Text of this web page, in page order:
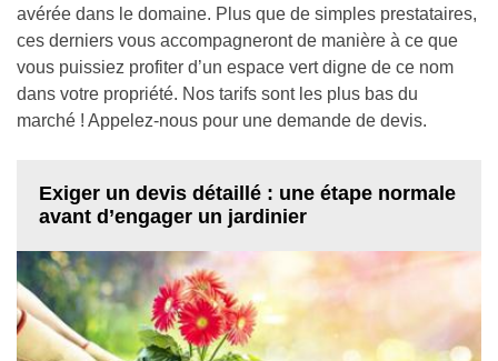
avérée dans le domaine. Plus que de simples prestataires,
ces derniers vous accompagneront de manière à ce que
vous puissiez profiter d’un espace vert digne de ce nom
dans votre propriété. Nos tarifs sont les plus bas du
marché ! Appelez-nous pour une demande de devis.
Exiger un devis détaillé : une étape normale
avant d’engager un jardinier